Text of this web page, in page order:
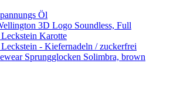
Öl
3D Logo Soundless, Full
Karotte
- Kiefernadeln / zuckerfrei
Sprungglocken Solimbra, brown